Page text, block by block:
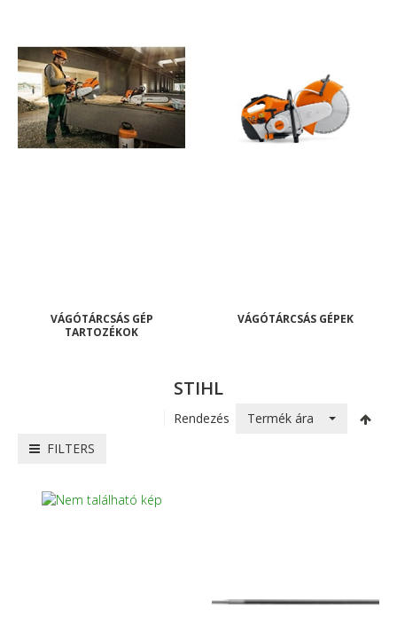
VÁGÓTÁRCSÁS GÉP
TARTOZÉKOK
VÁGÓTÁRCSÁS GÉPEK
STIHL
FILTERS
Rendezés Termék ára